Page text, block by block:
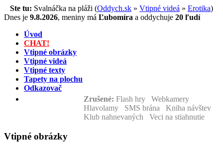
Ste tu: Svalnáčka na pláži (Oddych.sk » Vtipné videá » Erotika)
Dnes je 9.8.2026, meniny má Ľubomíra a oddychuje 20 ľudí
Úvod
CHAT!
Vtipné obrázky
Vtipné videá
Vtipné texty
Tapety na plochu
Odkazovač
Zrušené: Flash hry Webkamery
Hlavolamy SMS brána Kniha návštev
Klub nahnevaných Veci na stiahnutie
Vtipné obrázky